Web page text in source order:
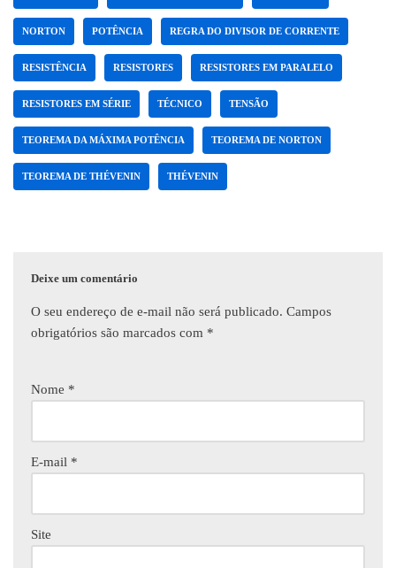
NORTON POTÊNCIA REGRA DO DIVISOR DE CORRENTE
RESISTÊNCIA RESISTORES RESISTORES EM PARALELO
RESISTORES EM SÉRIE TÉCNICO TENSÃO
TEOREMA DA MÁXIMA POTÊNCIA TEOREMA DE NORTON
TEOREMA DE THÉVENIN THÉVENIN
Deixe um comentário
O seu endereço de e-mail não será publicado. Campos
obrigatórios são marcados com *
Nome *
E-mail *
Site